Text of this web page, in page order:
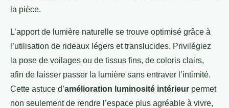
la pièce.
L’apport de lumière naturelle se trouve optimisé grâce à
l’utilisation de rideaux légers et translucides. Privilégiez
la pose de voilages ou de tissus fins, de coloris clairs,
afin de laisser passer la lumière sans entraver l’intimité.
Cette astuce d’amélioration luminosité intérieur permet
non seulement de rendre l’espace plus agréable à vivre,